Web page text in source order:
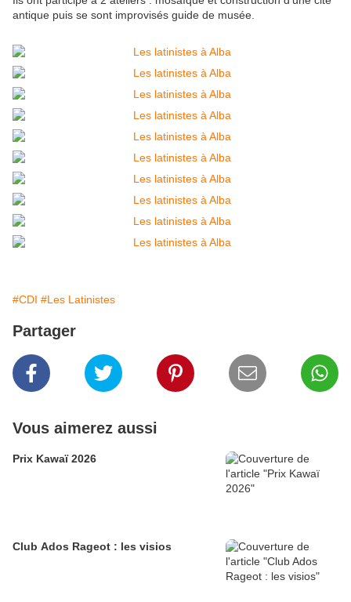
antique puis se sont improvisés guide de musée.
#CDI #Les Latinistes
Partager
Vous aimerez aussi
Prix Kawaï 2026
Club Ados Rageot : les visios